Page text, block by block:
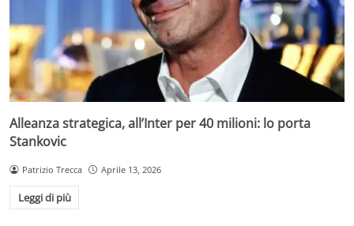
Alleanza strategica, all’Inter per 40 milioni: lo porta
Stankovic
Patrizio Trecca Aprile 13, 2026
Leggi di più